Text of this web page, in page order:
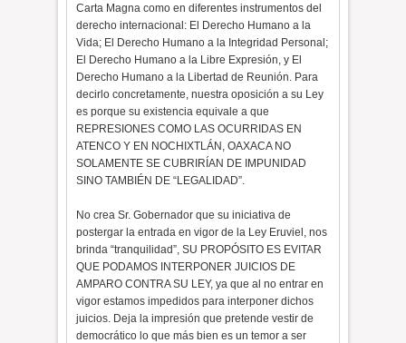
Carta Magna como en diferentes instrumentos del
derecho internacional: El Derecho Humano a la
Vida; El Derecho Humano a la Integridad Personal;
El Derecho Humano a la Libre Expresión, y El
Derecho Humano a la Libertad de Reunión. Para
decirlo concretamente, nuestra oposición a su Ley
es porque su existencia equivale a que
REPRESIONES COMO LAS OCURRIDAS EN
ATENCO Y EN NOCHIXTLÁN, OAXACA NO
SOLAMENTE SE CUBRIRÍAN DE IMPUNIDAD
SINO TAMBIÉN DE “LEGALIDAD”.
No crea Sr. Gobernador que su iniciativa de
postergar la entrada en vigor de la Ley Eruviel, nos
brinda “tranquilidad”, SU PROPÓSITO ES EVITAR
QUE PODAMOS INTERPONER JUICIOS DE
AMPARO CONTRA SU LEY, ya que al no entrar en
vigor estamos impedidos para interponer dichos
juicios. Deja la impresión que pretende vestir de
democrático lo que más bien es un temor a ser